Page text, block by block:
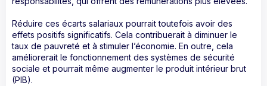
Réduire ces écarts salariaux pourrait toutefois avoir des
effets positifs significatifs. Cela contribuerait à diminuer le
taux de pauvreté et à stimuler l’économie. En outre, cela
améliorerait le fonctionnement des systèmes de sécurité
sociale et pourrait même augmenter le produit intérieur brut
(PIB).